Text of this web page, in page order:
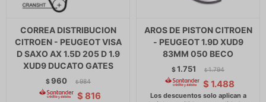
CORREA DISTRIBUCION
CITROEN - PEUGEOT VISA
D SAXO AX 1.5D 205 D 1.9
XUD9 DUCATO GATES
$960 $ 984
$ 816
AROS DE PISTON CITROEN
- PEUGEOT 1.9D XUD9
83MM 050 BECO
$1.751 $ 1.794
$ 1.488